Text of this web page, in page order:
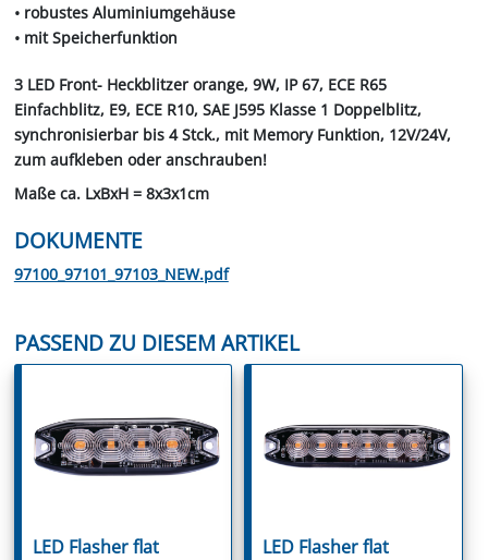
• robustes Aluminiumgehäuse
• mit Speicherfunktion
3 LED Front- Heckblitzer orange, 9W, IP 67, ECE R65
Einfachblitz, E9, ECE R10, SAE J595 Klasse 1 Doppelblitz,
synchronisierbar bis 4 Stck., mit Memory Funktion, 12V/24V,
zum aufkleben oder anschrauben!
Maße ca. LxBxH = 8x3x1cm
DOKUMENTE
97100_97101_97103_NEW.pdf
PASSEND ZU DIESEM ARTIKEL
LED Flasher flat
LED Flasher flat